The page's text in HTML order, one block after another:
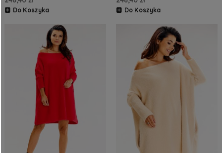
Do Koszyka Do Koszyka